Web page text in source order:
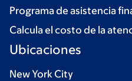
Programa de asistencia
Calcula el costo de la
Ubicaciones
New York City